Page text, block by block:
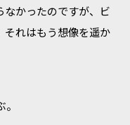
かったのですが、ビ
それはもう想像を遥か